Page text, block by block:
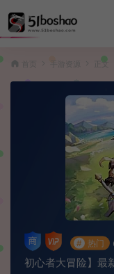
手游资源 正文
# 热门
初心者大冒险】最